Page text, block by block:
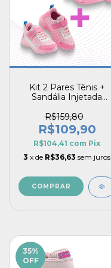
Kit 2 Pares Tênis +
Sandália Injetada
Macio e Confortável
R$159,80
R$109,90
R$104,41 com Pix
3 x de R$36,63 sem juros
COMPRAR
35%
OFF